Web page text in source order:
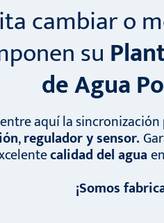
cambiar o
su
de Agua
aquí la
,regulador y sensor.
calidad del agua
¡Somos